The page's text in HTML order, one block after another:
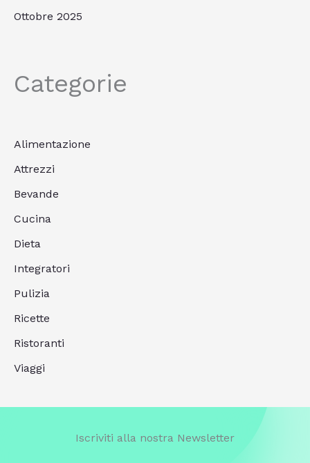
Ottobre 2025
Categorie
Alimentazione
Attrezzi
Bevande
Cucina
Dieta
Integratori
Pulizia
Ricette
Ristoranti
Viaggi
Iscriviti alla nostra Newsletter